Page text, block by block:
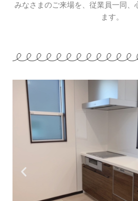
みなさまのご来場を、従業員一同、
ます。